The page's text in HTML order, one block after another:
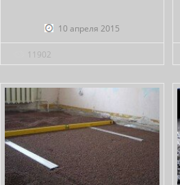
10 апреля 2015
11902